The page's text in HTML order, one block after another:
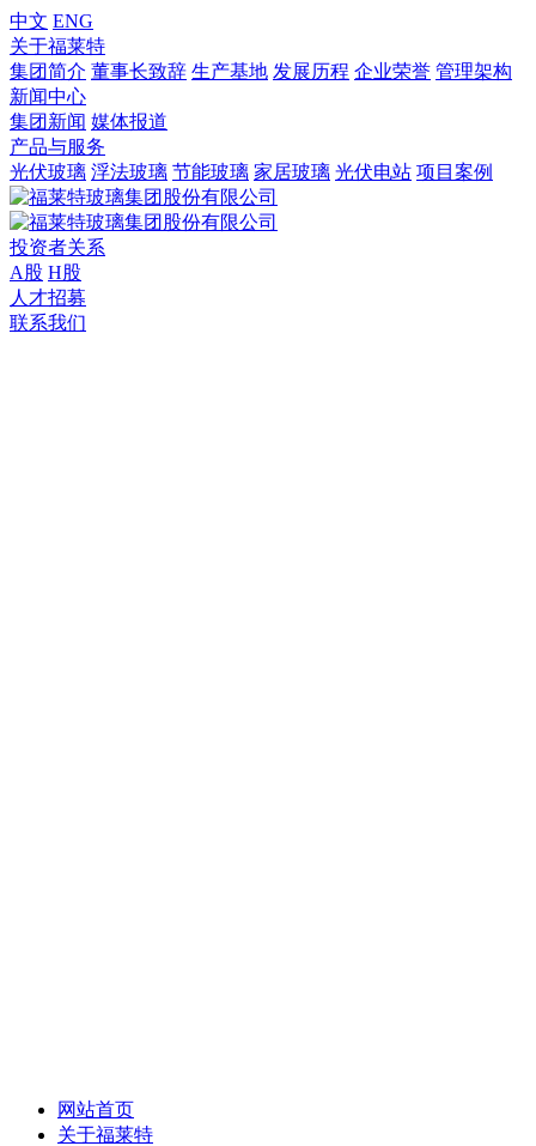
中文 ENG
关于福莱特
集团简介 董事长致辞 生产基地 发展历程 企业荣誉 管理架构
新闻中心
集团新闻 媒体报道
产品与服务
光伏玻璃 浮法玻璃 节能玻璃 家居玻璃 光伏电站 项目案例
投资者关系
A股 H股
人才招募
联系我们
网站首页
关于福莱特